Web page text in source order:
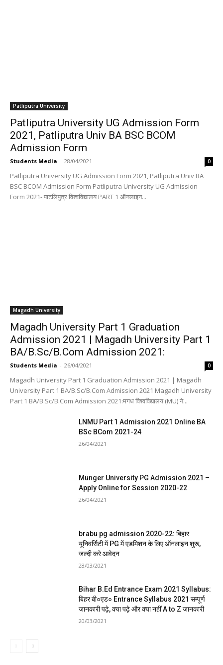
Patliputra University
Patliputra University UG Admission Form
2021, Patliputra Univ BA BSC BCOM
Admission Form
Students Media - 28/04/2021 0
Patliputra University UG Admission Form 2021, Patliputra Univ BA
BSC BCOM Admission Form Patliputra University UG Admission
Form 2021- पाटलिपुत्र विश्वविद्यालय PART 1 ऑनलाइन...
Magadh University
Magadh University Part 1 Graduation
Admission 2021 | Magadh University Part 1
BA/B.Sc/B.Com Admission 2021:
Students Media - 26/04/2021 0
Magadh University Part 1 Graduation Admission 2021 | Magadh
University Part 1 BA/B.Sc/B.Com Admission 2021 Magadh University
Part 1 BA/B.Sc/B.Com Admission 2021:मगध विश्वविद्यालय (MU) ने...
LNMU Part 1 Admission 2021 Online BA
BSc BCom 2021-24
26/04/2021
Munger University PG Admission 2021 –
Apply Online for Session 2020-22
26/04/2021
brabu pg admission 2020-22: बिहार
यूनिवर्सिटी में PG में एडमिशन के लिए ऑनलाइन शुरू,
जल्दी करे आवेदन
28/03/2021
Bihar B.Ed Entrance Exam 2021 Syllabus:
बिहर बी०एड० Entrance Syllabus 2021 सम्पूर्ण
जानकारी पढ़े, क्या पढ़े और क्या नहीं A to Z जानकारी
20/03/2021